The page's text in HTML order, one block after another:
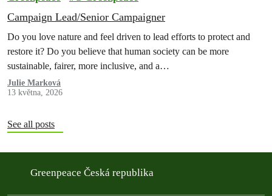
Campaign Lead/Senior Campaigner
Do you love nature and feel driven to lead efforts to protect and
restore it? Do you believe that human society can be more
sustainable, fairer, more inclusive, and a…
Julie Marková
13 května, 2026
See all posts
Greenpeace Česká republika